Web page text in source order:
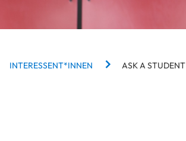
BREADCRUMBS
INTERESSENT*INNEN ASK A STUDENT